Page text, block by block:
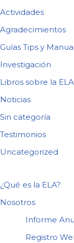
Actividades
Agradecimientos
Guías Tips y
Investigación
Libros sobre la ELA
Noticias
Sin categoría
Testimonios
Uncategorized
¿Qué es la ELA?
Nosotros
Informe
Registro